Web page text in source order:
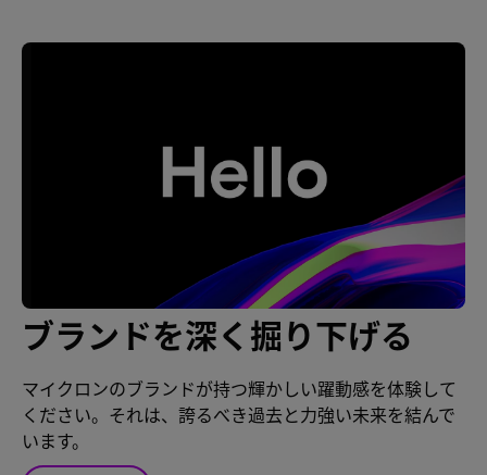
ブランドを深く掘り下げる
マイクロンのブランドが持つ輝かしい躍動感を体験して
ください。それは、誇るべき過去と力強い未来を結んで
います。